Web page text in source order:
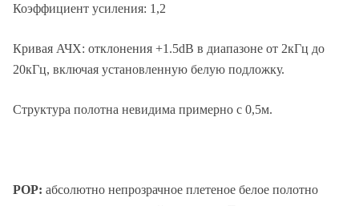
Коэффициент усиления: 1,2
Кривая АЧХ: отклонения +1.5dB в диапазоне от 2кГц до
20кГц, включая установленную белую подложку.
Структура полотна невидима примерно с 0,5м.
POP: абсолютно непрозрачное плетеное белое полотно